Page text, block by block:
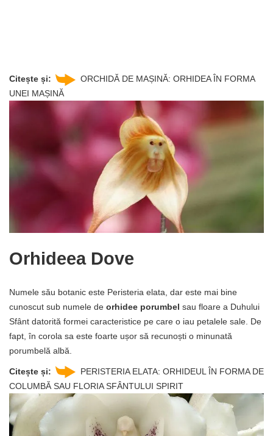
Citește și:
ORCHIDĂ DE MAȘINĂ: ORHIDEA ÎN FORMA
UNEI MAȘINĂ
Orhideea Dove
Numele său botanic este Peristeria elata, dar este mai bine
cunoscut sub numele de orhidee porumbel sau floare a Duhului
Sfânt datorită formei caracteristice pe care o iau petalele sale. De
fapt, în corola sa este foarte ușor să recunoști o minunată
porumbelă albă.
Citește și:
PERISTERIA ELATA: ORHIDEUL ÎN FORMA DE
COLUMBĂ SAU FLORIA SFÂNTULUI SPIRIT